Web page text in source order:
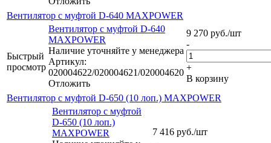
Вентилятор с муфтой D-640 MAXPOWER
Быстрый
просмотр
Вентилятор с муфтой D-640
MAXPOWER
Наличие уточняйте у менеджера
Артикул:
020004622/020004621/020004620
Отложить
9 270 руб./шт
-
+
В корзину
Вентилятор с муфтой D-650 (10 лоп.) MAXPOWER
Вентилятор с муфтой
D-650 (10 лоп.)
MAXPOWER
7 416 руб./шт